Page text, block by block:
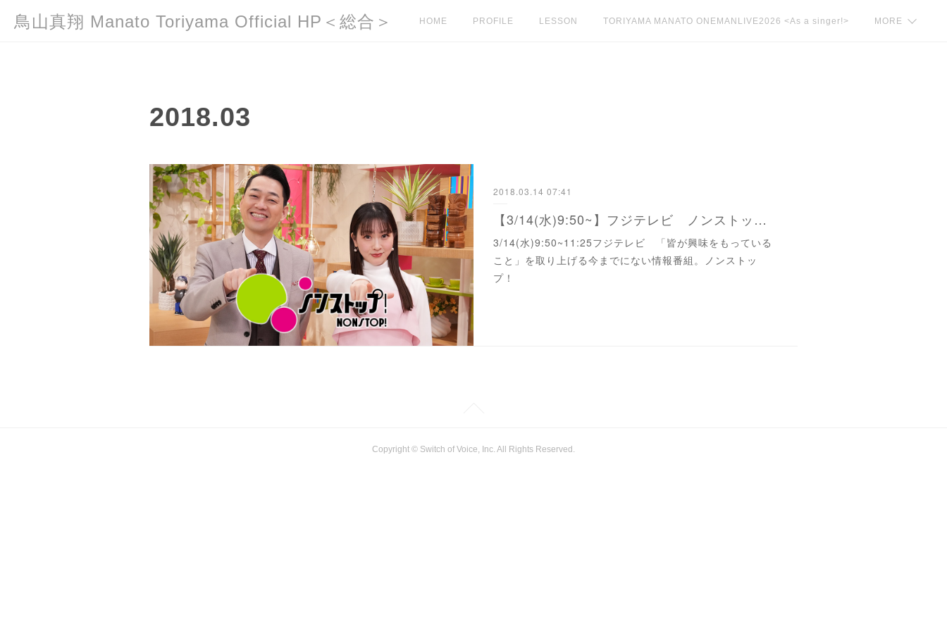
鳥山真翔 Manato Toriyama Official HP＜総合＞ HOME PROFILE LESSON TORIYAMA MANATO ONEMANLIVE2026 <As a singer!> MORE
2018.03
2018.03.14 07:41
【3/14(水)9:50~】フジテレビ ノンストップ！に《鳥山真翔スタジオ生出演》
3/14(水)9:50~11:25フジテレビ 「皆が興味をもっている
こと」を取り上げる今までにない情報番組。ノンストッ
プ！
Copyright © Switch of Voice, Inc. All Rights Reserved.